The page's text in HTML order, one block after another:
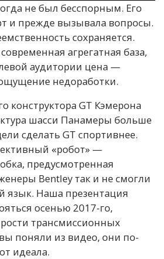
не был бесспорным. Его
и прежде вызывала вопросы.
сохраняется.
агрегатная база,
аудитории цена —
недоработки.
конструктора GT Кэмерона
шасси Панамеры больше
сделать GT спортивнее.
«робот» —
предусмотренная
Bentley так и не смогли
язык. Наша презентация
осенью 2017-го,
трансмиссионных
поняли из видео, они по-
идеала.